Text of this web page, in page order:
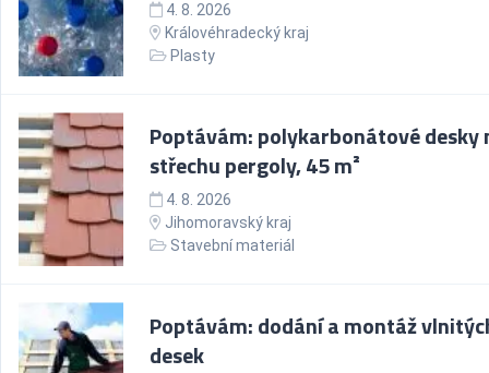
4. 8. 2026
Královéhradecký kraj
Plasty
Poptávám: polykarbonátové desky
střechu pergoly, 45 m²
4. 8. 2026
Jihomoravský kraj
Stavební materiál
Poptávám: dodání a montáž
desek